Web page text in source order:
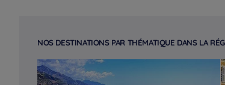
NOS DESTINATIONS PAR THÉMATIQUE DANS LA